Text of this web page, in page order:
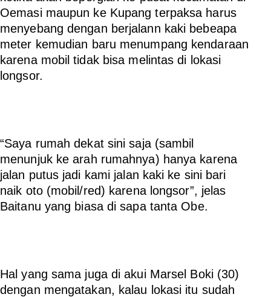
Oemasi maupun ke Kupang terpaksa harus
menyebang dengan berjalann kaki bebeapa
meter kemudian baru menumpang kendaraan
karena mobil tidak bisa melintas di lokasi
longsor.
“Saya rumah dekat sini saja (sambil
menunjuk ke arah rumahnya) hanya karena
jalan putus jadi kami jalan kaki ke sini bari
naik oto (mobil/red) karena longsor”, jelas
Baitanu yang biasa di sapa tanta Obe.
Hal yang sama juga di akui Marsel Boki (30)
dengan mengatakan, kalau lokasi itu sudah